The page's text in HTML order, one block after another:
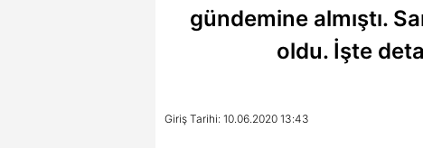
gündemine almıştı.
oldu. İşte
Giriş Tarihi: 10.06.2020 13:43